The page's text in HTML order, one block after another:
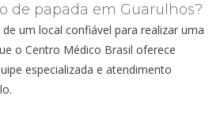
de papada em Guarulhos?
um local confiável para realizar uma
o Centro Médico Brasil oferece
especializada e atendimento